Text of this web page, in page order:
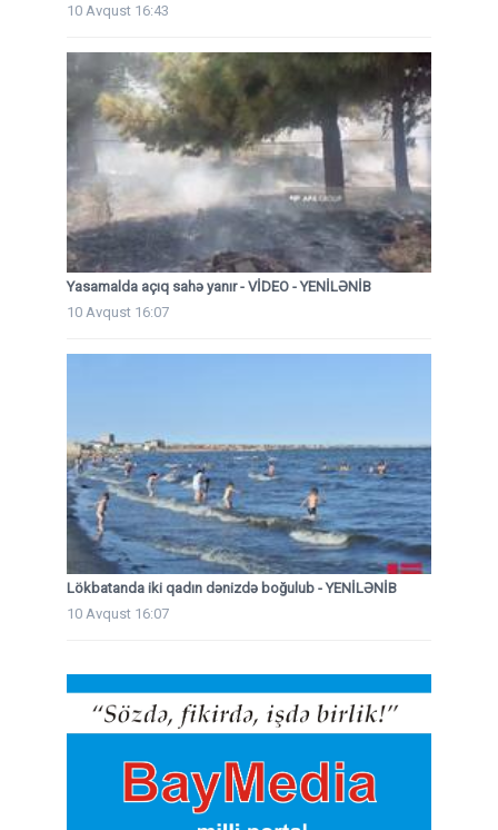
10 Avqust 16:43
Yasamalda açıq sahə yanır - VİDEO - YENİLƏNİB
10 Avqust 16:07
Lökbatanda iki qadın dənizdə boğulub - YENİLƏNİB
10 Avqust 16:07